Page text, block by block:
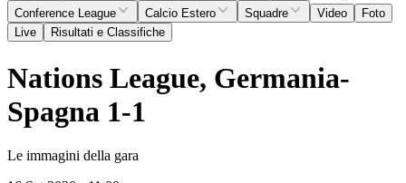
Conference League
Calcio Estero Squadre Video
Foto
Live
Risultati e Classifiche
Nations League, Germania-
Spagna 1-1
Le immagini della gara